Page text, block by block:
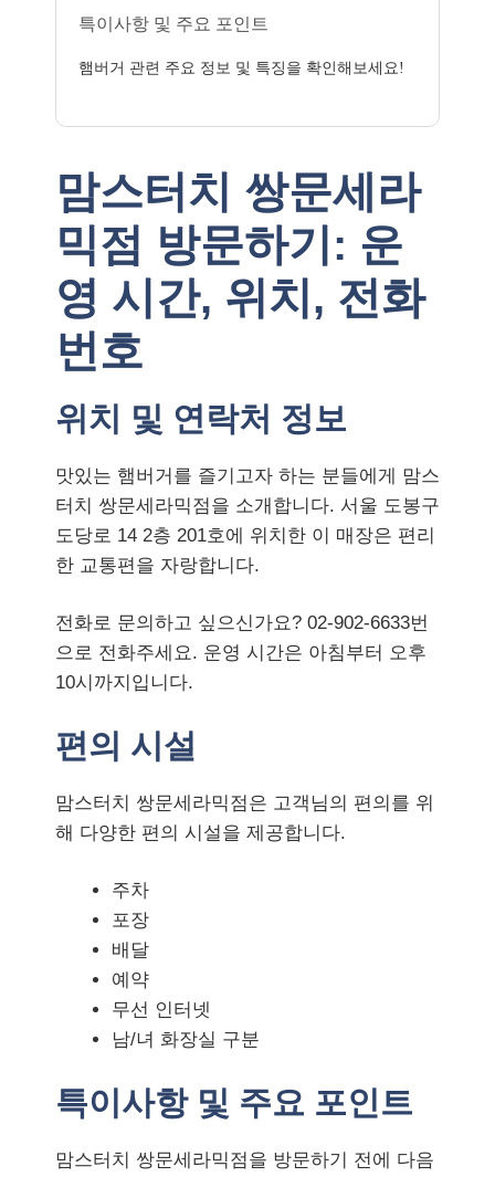
특이사항 및 주요 포인트
햄버거 관련 주요 정보 및 특징을 확인해보세요!
맘스터치 쌍문세라
믹점 방문하기: 운
영 시간, 위치, 전화
번호
위치 및 연락처 정보
맛있는 햄버거를 즐기고자 하는 분들에게 맘스
터치 쌍문세라믹점을 소개합니다. 서울 도봉구
도당로 14 2층 201호에 위치한 이 매장은 편리
한 교통편을 자랑합니다.
전화로 문의하고 싶으신가요? 02-902-6633번
으로 전화주세요. 운영 시간은 아침부터 오후
10시까지입니다.
편의 시설
맘스터치 쌍문세라믹점은 고객님의 편의를 위
해 다양한 편의 시설을 제공합니다.
주차
포장
배달
예약
무선 인터넷
남/녀 화장실 구분
특이사항 및 주요 포인트
맘스터치 쌍문세라믹점을 방문하기 전에 다음